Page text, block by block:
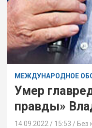
МЕЖДУНАРОДНОЕ
Умер
правды»
14.09.2022 15:53 / Без